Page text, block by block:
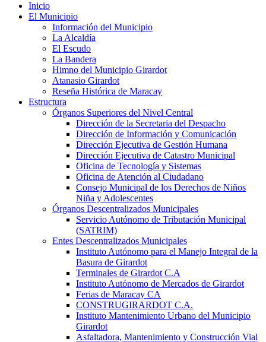
Inicio
El Municipio
Información del Municipio
La Alcaldía
El Escudo
La Bandera
Himno del Municipio Girardot
Atanasio Girardot
Reseña Histórica de Maracay
Estructura
Órganos Superiores del Nivel Central
Dirección de la Secretaria del Despacho
Dirección de Información y Comunicación
Dirección Ejecutiva de Gestión Humana
Dirección Ejecutiva de Catastro Municipal
Oficina de Tecnología y Sistemas
Oficina de Atención al Ciudadano
Consejo Municipal de los Derechos de Niños
Niña y Adolescentes
Órganos Descentralizados Municipales
Servicio Autónomo de Tributación Municipal
(SATRIM)
Entes Descentralizados Municipales
Instituto Autónomo para el Manejo Integral de la
Basura de Girardot
Terminales de Girardot C.A
Instituto Autónomo de Mercados de Girardot
Ferias de Maracay CA
CONSTRUGIRARDOT C.A.
Instituto Mantenimiento Urbano del Municipio
Girardot
Asfaltadora, Mantenimiento y Construcción Vial